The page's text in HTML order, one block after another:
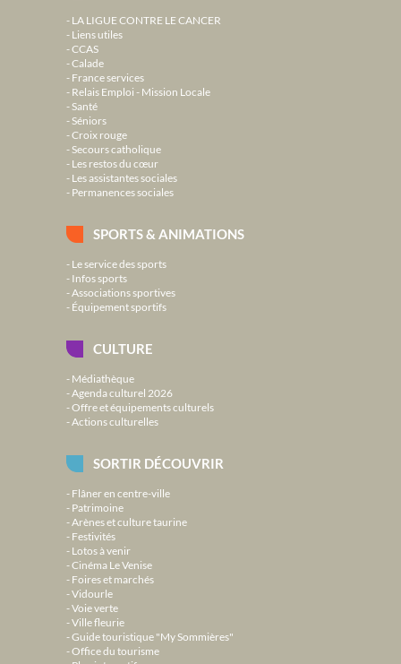
LA LIGUE CONTRE LE CANCER
Liens utiles
CCAS
Calade
France services
Relais Emploi - Mission Locale
Santé
Séniors
Croix rouge
Secours catholique
Les restos du cœur
Les assistantes sociales
Permanences sociales
SPORTS & ANIMATIONS
Le service des sports
Infos sports
Associations sportives
Équipement sportifs
CULTURE
Médiathèque
Agenda culturel 2026
Offre et équipements culturels
Actions culturelles
SORTIR DÉCOUVRIR
Flâner en centre-ville
Patrimoine
Arènes et culture taurine
Festivités
Lotos à venir
Cinéma Le Venise
Foires et marchés
Vidourle
Voie verte
Ville fleurie
Guide touristique "My Sommières"
Office du tourisme